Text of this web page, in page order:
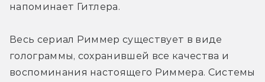
напоминает Гитлера.
Весь сериал Риммер существует в виде
голограммы, сохранившей все качества и
воспоминания настоящего Риммера. Системы